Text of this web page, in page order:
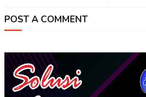
POST A COMMENT